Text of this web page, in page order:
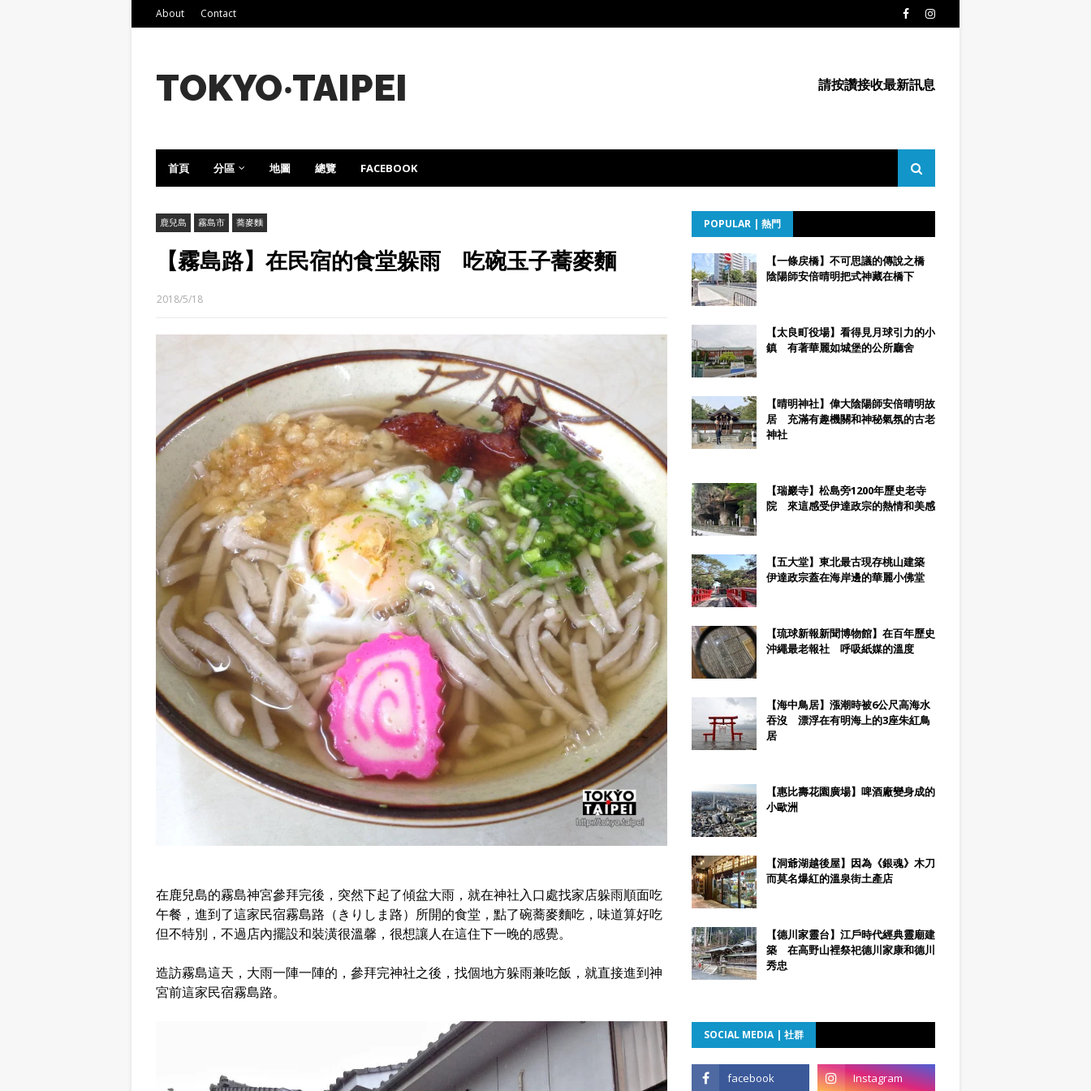
About Contact
TOKYO‧TAIPEI 請按讚接收最新訊息
首頁 分區 地圖 總覽 FACEBOOK
鹿兒島 霧島市 蕎麥麵
【霧島路】在民宿的食堂躲雨 吃碗玉子蕎麥麵
2018/5/18
在鹿兒島的霧島神宮參拜完後，突然下起了傾盆大雨，就在神社入口處找家店躲雨順面吃
午餐，進到了這家民宿霧島路（きりしま路）所開的食堂，點了碗蕎麥麵吃，味道算好吃
但不特別，不過店內擺設和裝潢很溫馨，很想讓人在這住下一晚的感覺。
造訪霧島這天，大雨一陣一陣的，參拜完神社之後，找個地方躲雨兼吃飯，就直接進到神
宮前這家民宿霧島路。
POPULAR | 熱門
【一條戻橋】不可思議的傳說之橋
陰陽師安倍晴明把式神藏在橋下
【太良町役場】看得見月球引力的小
鎮 有著華麗如城堡的公所廳舍
【晴明神社】偉大陰陽師安倍晴明故
居 充滿有趣機關和神秘氣氛的古老
神社
【瑞巖寺】松島旁1200年歷史老寺
院 來這感受伊達政宗的熱情和美感
【五大堂】東北最古現存桃山建築
伊達政宗蓋在海岸邊的華麗小佛堂
【琉球新報新聞博物館】在百年歷史
沖繩最老報社 呼吸紙媒的溫度
【海中鳥居】漲潮時被6公尺高海水
吞沒 漂浮在有明海上的3座朱紅鳥
居
【惠比壽花園廣場】啤酒廠變身成的
小歐洲
【洞爺湖越後屋】因為《銀魂》木刀
而莫名爆紅的溫泉街土產店
【德川家靈台】江戶時代經典靈廟建
築 在高野山裡祭祀德川家康和德川
秀忠
SOCIAL MEDIA | 社群